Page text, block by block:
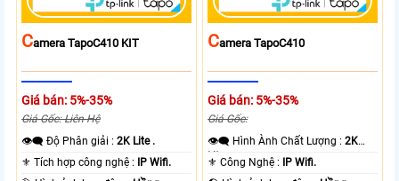
CAmera TapoC410 KIT
Giá bán: 5%-35%
Giá Gốc: Liên Hệ
👁️‍🗨 Độ Phân giải :2K Lite .
⚜️ Tích hợp công nghệ : IP Wifi.
CAmera TapoC410
Giá bán: 5%-35%
Giá Gốc:
👁️‍🗨 Hình Ành Chất Lượng :2K
Lite .
⚜️ Công Nghệ : IP Wifi.